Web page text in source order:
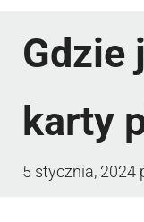
Gdzie
karty
5 stycznia, 2024